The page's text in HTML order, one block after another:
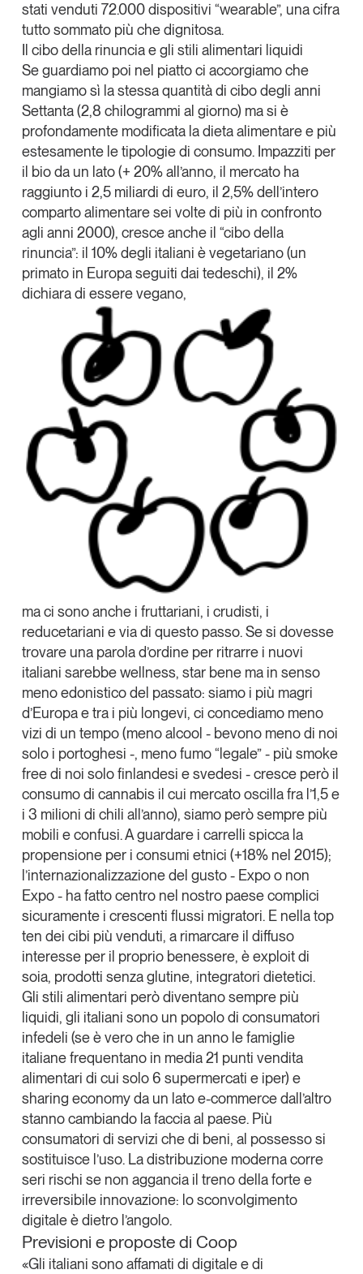
stati venduti 72.000 dispositivi “wearable”, una cifra
tutto sommato più che dignitosa.
Il cibo della rinuncia e gli stili alimentari liquidi
Se guardiamo poi nel piatto ci accorgiamo che
mangiamo sì la stessa quantità di cibo degli anni
Settanta (2,8 chilogrammi al giorno) ma si è
profondamente modificata la dieta alimentare e più
estesamente le tipologie di consumo. Impazziti per
il bio da un lato (+ 20% all’anno, il mercato ha
raggiunto i 2,5 miliardi di euro, il 2,5% dell’intero
comparto alimentare sei volte di più in confronto
agli anni 2000), cresce anche il “cibo della
rinuncia”: il 10% degli italiani è vegetariano (un
primato in Europa seguiti dai tedeschi), il 2%
dichiara di essere vegano,
ma ci sono anche i fruttariani, i crudisti, i
reducetariani e via di questo passo. Se si dovesse
trovare una parola d’ordine per ritrarre i nuovi
italiani sarebbe wellness, star bene ma in senso
meno edonistico del passato: siamo i più magri
d’Europa e tra i più longevi, ci concediamo meno
vizi di un tempo (meno alcool - bevono meno di noi
solo i portoghesi -, meno fumo “legale” - più smoke
free di noi solo finlandesi e svedesi - cresce però il
consumo di cannabis il cui mercato oscilla fra l’1,5 e
i 3 milioni di chili all’anno), siamo però sempre più
mobili e confusi. A guardare i carrelli spicca la
propensione per i consumi etnici (+18% nel 2015);
l’internazionalizzazione del gusto - Expo o non
Expo - ha fatto centro nel nostro paese complici
sicuramente i crescenti flussi migratori. E nella top
ten dei cibi più venduti, a rimarcare il diffuso
interesse per il proprio benessere, è exploit di
soia, prodotti senza glutine, integratori dietetici.
Gli stili alimentari però diventano sempre più
liquidi, gli italiani sono un popolo di consumatori
infedeli (se è vero che in un anno le famiglie
italiane frequentano in media 21 punti vendita
alimentari di cui solo 6 supermercati e iper) e
sharing economy da un lato e-commerce dall’altro
stanno cambiando la faccia al paese. Più
consumatori di servizi che di beni, al possesso si
sostituisce l’uso. La distribuzione moderna corre
seri rischi se non aggancia il treno della forte e
irreversibile innovazione: lo sconvolgimento
digitale è dietro l’angolo.
Previsioni e proposte di Coop
«Gli italiani sono affamati di digitale e di